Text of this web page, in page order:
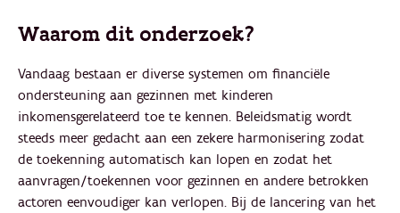
Waarom dit onderzoek?
Vandaag bestaan er diverse systemen om financiële
ondersteuning aan gezinnen met kinderen
inkomensgerelateerd toe te kennen. Beleidsmatig wordt
steeds meer gedacht aan een zekere harmonisering zodat
de toekenning automatisch kan lopen en zodat het
aanvragen/toekennen voor gezinnen en andere betrokken
actoren eenvoudiger kan verlopen. Bij de lancering van het